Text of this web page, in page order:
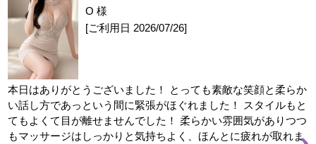
O 様
[ご利用日 2026/07/26]
本日はありがとうございました！ とっても素敵な笑顔と柔らか
い話し方であっという間に緊張がほぐれました！ スタイルもと
てもよくて目が離せませんでした！ 柔らかい雰囲気がありつつ
もマッサージはしっかりと気持ちよく、ほんとに疲れが取れま